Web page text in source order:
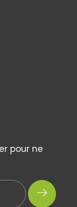
pour ne